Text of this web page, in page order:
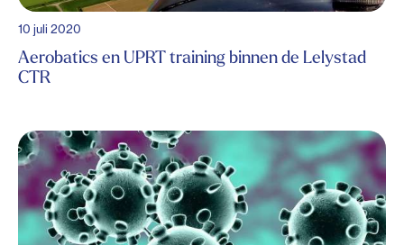
10 juli 2020
Aerobatics en UPRT training binnen de Lelystad
CTR